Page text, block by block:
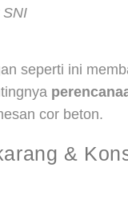
SNI
seperti ini
cor beton.
&